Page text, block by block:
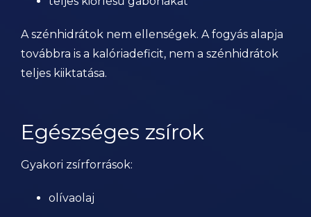
A szénhidrátok nem ellenségek. A fogyás alapja
továbbra is a kalóriadeficit, nem a szénhidrátok
teljes kiiktatása.
Egészséges zsírok
Gyakori zsírforrások:
olívaolaj